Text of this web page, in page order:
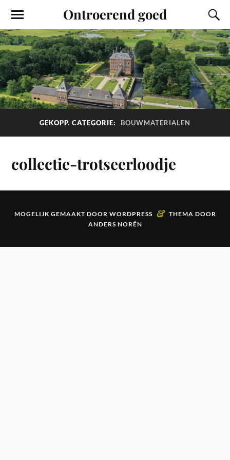
Ontroerend goed
GEKOPP. CATEGORIE: BOUWMATERIALEN
collectie-trotseerloodje
MOGELIJK GEMAAKT DOOR WORDPRESS & THEMA DOOR
ANDERS NORÉN